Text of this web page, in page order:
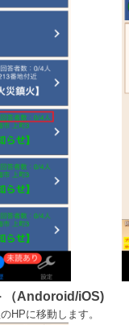
（Andoroid/iOS)
HPに移動します。